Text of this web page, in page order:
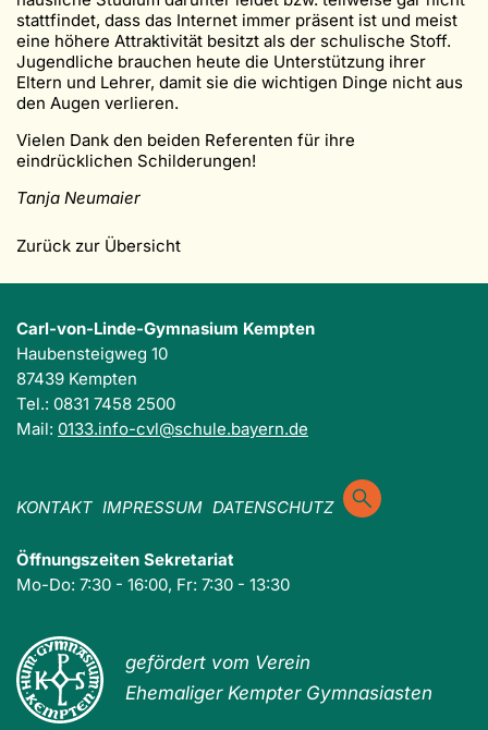
stattfindet, dass das Internet immer präsent ist und meist
eine höhere Attraktivität besitzt als der schulische Stoff.
Jugendliche brauchen heute die Unterstützung ihrer
Eltern und Lehrer, damit sie die wichtigen Dinge nicht aus
den Augen verlieren.
Vielen Dank den beiden Referenten für ihre
eindrücklichen Schilderungen!
Tanja Neumaier
Zurück zur Übersicht
Carl-von-Linde-Gymnasium Kempten
Haubensteigweg 10
87439 Kempten
Tel.: 0831 7458 2500
Mail: 0133.info-cvl@schule.bayern.de
KONTAKT IMPRESSUM DATENSCHUTZ
Öffnungszeiten Sekretariat
Mo-Do: 7:30 - 16:00, Fr: 7:30 - 13:30
gefördert vom Verein
Ehemaliger Kempter Gymnasiasten